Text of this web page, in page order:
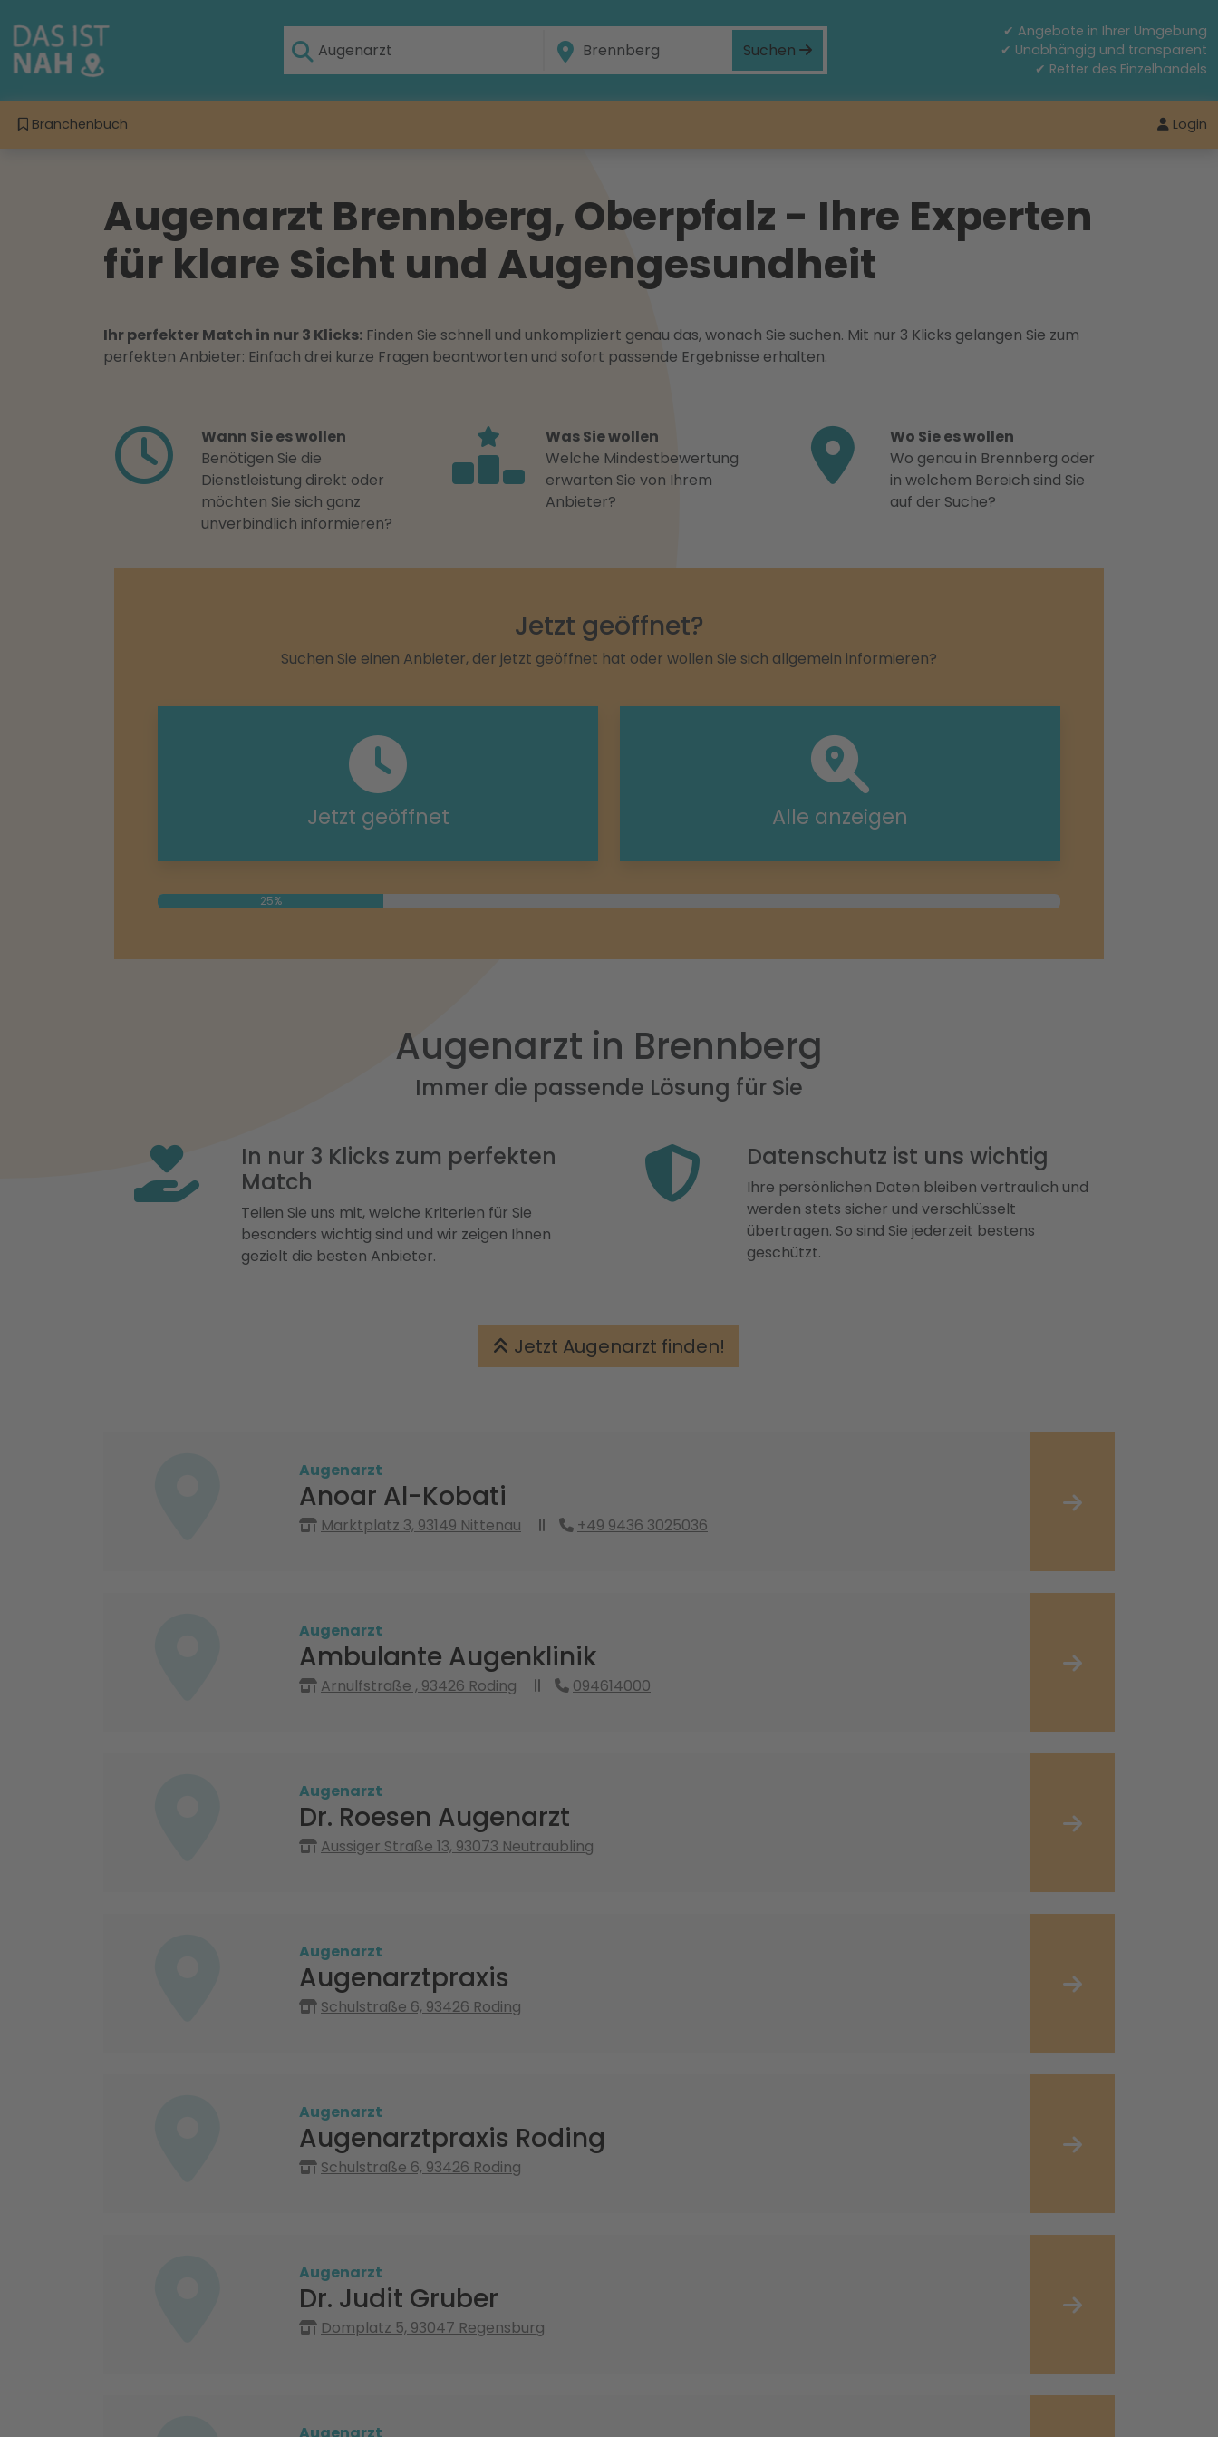
Suchen
✔ Angebote in Ihrer Umgebung
✔ Unabhängig und transparent
✔ Retter des Einzelhandels
Branchenbuch Login
Augenarzt Brennberg, Oberpfalz - Ihre Experten
für klare Sicht und Augengesundheit
Ihr perfekter Match in nur 3 Klicks: Finden Sie schnell und unkompliziert genau das, wonach Sie suchen. Mit nur 3 Klicks gelangen Sie zum
perfekten Anbieter: Einfach drei kurze Fragen beantworten und sofort passende Ergebnisse erhalten.
Wann Sie es wollen
Benötigen Sie die
Dienstleistung direkt oder
möchten Sie sich ganz
unverbindlich informieren?
Was Sie wollen
Welche Mindestbewertung
erwarten Sie von Ihrem
Anbieter?
Wo Sie es wollen
Wo genau in Brennberg oder
in welchem Bereich sind Sie
auf der Suche?
Jetzt geöffnet?
Suchen Sie einen Anbieter, der jetzt geöffnet hat oder wollen Sie sich allgemein informieren?
Jetzt geöffnet Alle anzeigen
25%
Augenarzt in Brennberg
Immer die passende Lösung für Sie
In nur 3 Klicks zum perfekten
Match
Teilen Sie uns mit, welche Kriterien für Sie
besonders wichtig sind und wir zeigen Ihnen
gezielt die besten Anbieter.
Datenschutz ist uns wichtig
Ihre persönlichen Daten bleiben vertraulich und
werden stets sicher und verschlüsselt
übertragen. So sind Sie jederzeit bestens
geschützt.
Jetzt Augenarzt finden!
Augenarzt
Anoar Al-Kobati
Marktplatz 3, 93149 Nittenau +49 9436 3025036
Augenarzt
Ambulante Augenklinik
Arnulfstraße , 93426 Roding 094614000
Augenarzt
Dr. Roesen Augenarzt
Aussiger Straße 13, 93073 Neutraubling
Augenarzt
Augenarztpraxis
Schulstraße 6, 93426 Roding
Augenarzt
Augenarztpraxis Roding
Schulstraße 6, 93426 Roding
Augenarzt
Dr. Judit Gruber
Domplatz 5, 93047 Regensburg